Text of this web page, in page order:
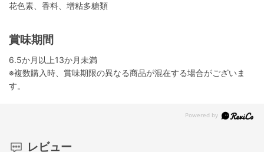
花色素、香料、増粘多糖類
賞味期間
6.5か月以上13か月未満
※複数購入時、賞味期限の異なる商品が混在する場合がございま
す。
レビュー